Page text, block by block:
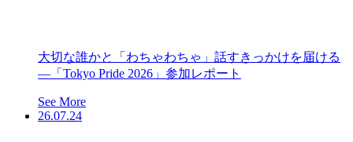
大切な誰かと「わちゃわちゃ」話すきっかけを届ける
―「Tokyo Pride 2026」参加レポート
See More
26.07.24